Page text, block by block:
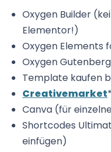
Oxygen Builder
Elementor!)
Oxygen Elements
Oxygen
Template kaufen
Creativemarket*
Canva (für
Shortcodes
einfügen)